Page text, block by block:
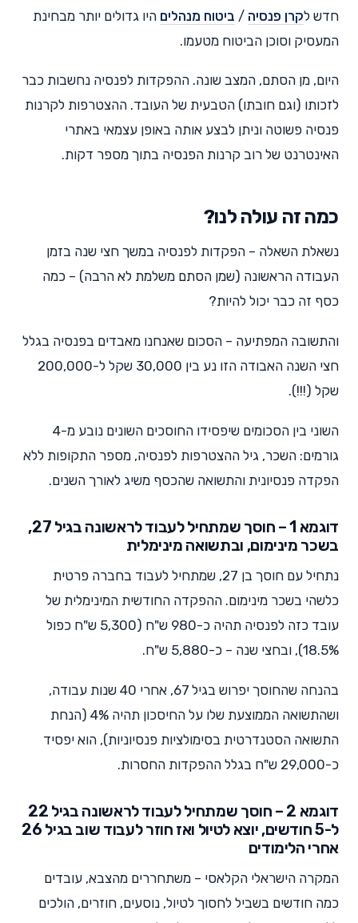
חדש לקרן פנסיה / ביטוח מנהלים היו גדולים יותר מבחינת
המעסיק וסוכן הביטוח מטעמו.
היום, מן הסתם, המצב שונה. ההפקדות לפנסיה נחשבות כבר
לזכותו (וגם חובתו) הטבעית של העובד. ההצטרפות לקרנות
פנסיה פשוטה וניתן לבצע אותה באופן עצמאי באתרי
האינטרנט של רוב קרנות הפנסיה בתוך מספר דקות.
כמה זה עולה לנו?
נשאלת השאלה – הפקדות לפנסיה במשך חצי שנה בזמן
העבודה הראשונה (שמן הסתם משלמת לא הרבה) – כמה
כסף זה כבר יכול להיות?
והתשובה המפתיעה – הסכום שאנחנו מאבדים בפנסיה בגלל
חצי השנה האבודה הזו נע בין 30,000 שקל ל-200,000
שקל (!!!).
השוני בין הסכומים שיפסידו החוסכים השונים נובע מ-4
גורמים: השכר, גיל ההצטרפות לפנסיה, מספר התקופות ללא
הפקדה פנסיונית והתשואה שהכסף משיג לאורך השנים.
דוגמא 1 – חוסך שמתחיל לעבוד לראשונה בגיל 27,
בשכר מינימום, ובתשואה מינימלית
נתחיל עם חוסך בן 27, שמתחיל לעבוד בחברה פרטית
כלשהי בשכר מינימום. ההפקדה החודשית המינימלית של
עובד כזה לפנסיה תהיה כ-980 ש"ח (5,300 ש"ח כפול
18.5%), ובחצי שנה – כ-5,880 ש"ח.
בהנחה שהחוסך יפרוש בגיל 67, אחרי 40 שנות עבודה,
ושהתשואה הממוצעת שלו על החיסכון תהיה 4% (הנחת
התשואה הסטנדרטית בסימולציות פנסיוניות), הוא יפסיד
כ-29,000 ש"ח בגלל ההפקדות החסרות.
דוגמא 2 – חוסך שמתחיל לעבוד לראשונה בגיל 22
ל-5 חודשים, יוצא לטיול ואז חוזר לעבוד שוב בגיל 26
אחרי הלימודים
המקרה הישראלי הקלאסי – משתחררים מהצבא, עובדים
כמה חודשים בשביל לחסוך לטיול, נוסעים, חוזרים, הולכים